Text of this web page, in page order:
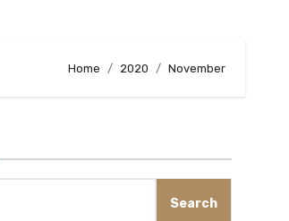
Home 2020 November
Search